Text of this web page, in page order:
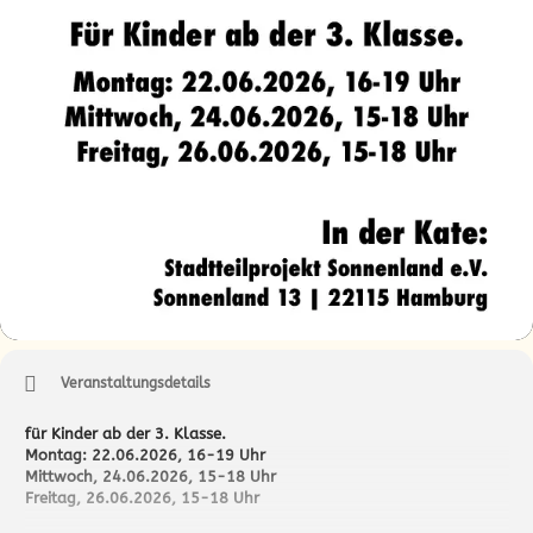
Veranstaltungsdetails
für Kinder ab der 3. Klasse.
Montag: 22.06.2026, 16-19 Uhr
Mittwoch, 24.06.2026, 15-18 Uhr
Freitag, 26.06.2026, 15-18 Uhr